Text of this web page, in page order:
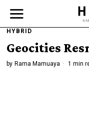
HYBRID
Geocities
by Rama Mamuaya 1 min